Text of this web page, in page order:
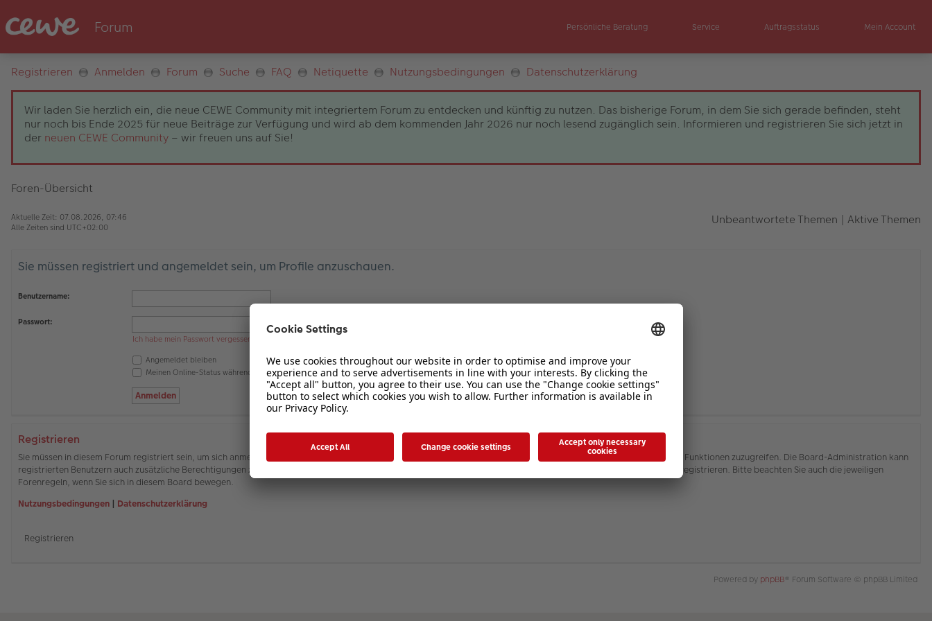
Persönliche Beratung Service Auftragsstatus Mein Account
Registrieren Anmelden Forum Suche FAQ Netiquette Nutzungsbedingungen Datenschutzerklärung
Wir laden Sie herzlich ein, die neue CEWE Community mit integriertem Forum zu entdecken und künftig zu nutzen. Das bisherige Forum, in dem Sie sich gerade befinden, steht
nur noch bis Ende 2025 für neue Beiträge zur Verfügung und wird ab dem kommenden Jahr 2026 nur noch lesend zugänglich sein. Informieren und registrieren Sie sich jetzt in
der neuen CEWE Community – wir freuen uns auf Sie!
Foren-Übersicht
Aktuelle Zeit: 07.08.2026, 07:46
Alle Zeiten sind UTC+02:00 Unbeantwortete Themen | Aktive Themen
Sie müssen registriert und angemeldet sein, um Profile anzuschauen.
Benutzername:
Passwort:
Ich habe mein Passwort vergessen
Angemeldet bleiben
Meinen Online-Status während dieser Sitzung verbergen
Registrieren
Sie müssen in diesem Forum registriert sein, um sich anmelden zu können. Die Registrierung ist in wenigen Augenblicken erledigt und ermöglicht es Ihnen, auf weitere Funktionen zuzugreifen. Die Board-Administration kann
registrierten Benutzern auch zusätzliche Berechtigungen zuweisen. Beachten Sie bitte unsere Nutzungsbedingungen und die verwandten Regelungen, bevor Sie sich registrieren. Bitte beachten Sie auch die jeweiligen
Forenregeln, wenn Sie sich in diesem Board bewegen.
Nutzungsbedingungen | Datenschutzerklärung
Registrieren
Powered by phpBB® Forum Software © phpBB Limited